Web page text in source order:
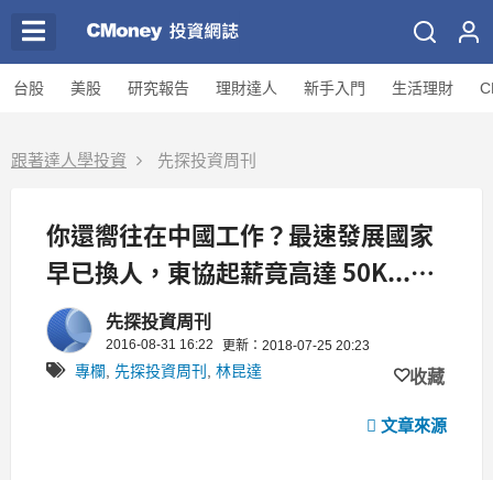
台股 美股 研究報告 理財達人 新手入門 生活理財
跟著達人學投資 先探投資周刊
你還嚮往在中國工作？最速發展國家
早已換人，東協起薪竟高達 50K...別
再眼中只有中國了！
先探投資周刊
2016-08-31 16:22 更新：2018-07-25 20:23
專欄 先探投資周刊 林昆達 收藏
文章來源